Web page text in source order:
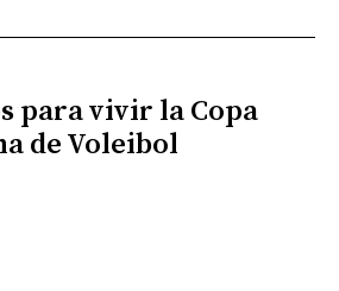
para vivir la Copa
de Voleibol